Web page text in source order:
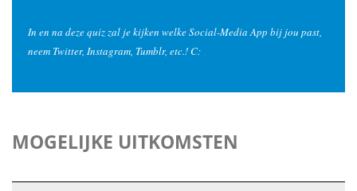
In en na deze quiz zal je kijken welke Social-Media App bij jou past,
neem Twitter, Instagram, Tumblr, etc.! C:
MOGELIJKE UITKOMSTEN